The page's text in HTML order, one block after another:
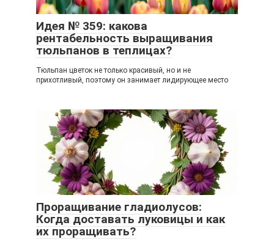
Идея № 359: какова
рентабельность выращивания
тюльпанов в теплицах?
Тюльпан цветок не только красивый, но и не
прихотливый, поэтому он занимает лидирующее место
Проращивание гладиолусов:
Когда доставать луковицы и как
их проращивать?